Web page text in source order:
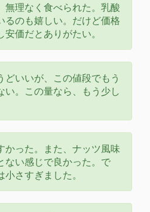
無理なく食べられた。乳酸
るのも嬉しい。だけど価格
価だとありがたい。
どいいが、この値段でもう
い。この量なら、もう少し
かった。また、ナッツ風味
ない感じで良かった。で
さすぎました。